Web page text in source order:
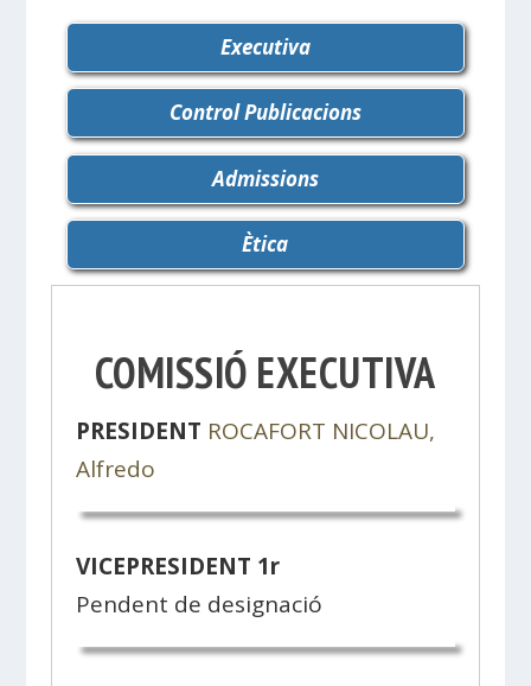
Executiva
Control Publicacions
Admissions
Ètica
COMISSIÓ EXECUTIVA
PRESIDENT ROCAFORT NICOLAU,
Alfredo
VICEPRESIDENT 1r
Pendent de designació